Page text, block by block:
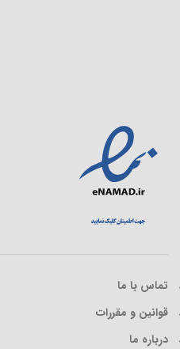
تماس با ما
قوانین و مقررات
درباره ما